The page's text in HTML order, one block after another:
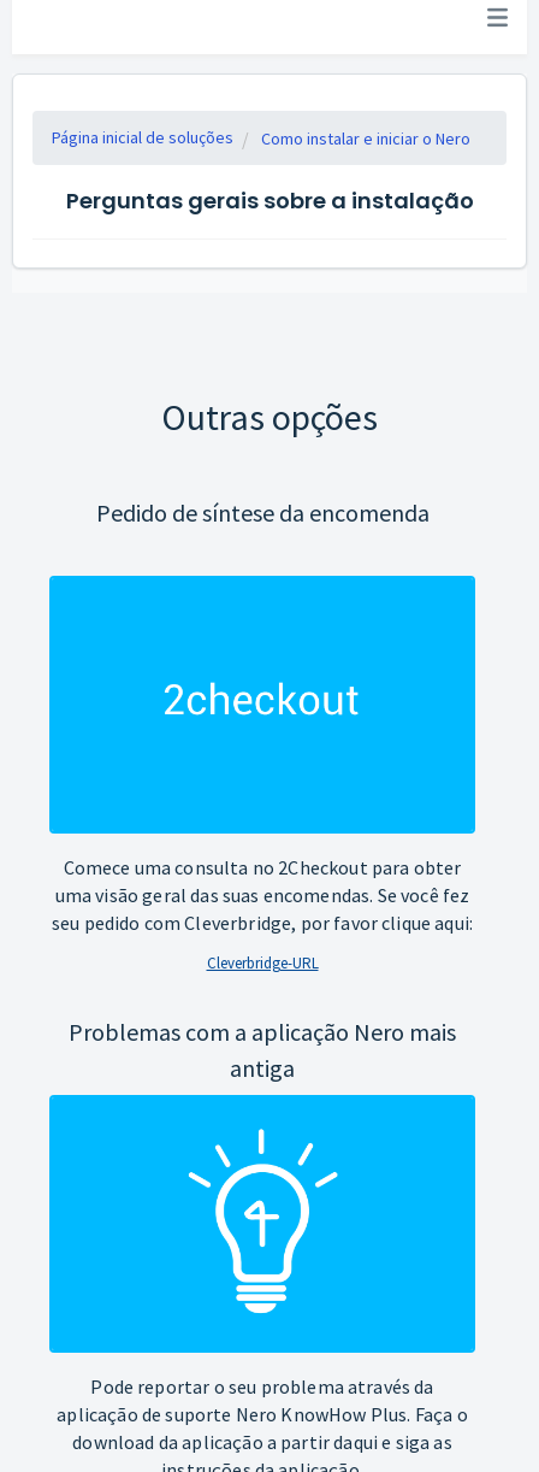
Página inicial de soluções Como instalar e iniciar o Nero
Perguntas gerais sobre a instalação
Outras opções
Pedido de síntese da encomenda
Comece uma consulta no 2Checkout para obter
uma visão geral das suas encomendas. Se você fez
seu pedido com Cleverbridge, por favor clique aqui:
Cleverbridge-URL
Problemas com a aplicação Nero mais
antiga
Pode reportar o seu problema através da
aplicação de suporte Nero KnowHow Plus. Faça o
download da aplicação a partir daqui e siga as